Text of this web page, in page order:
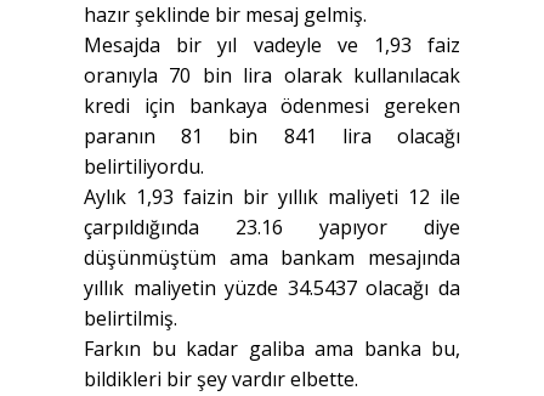
hazır şeklinde bir mesaj gelmiş.
Mesajda bir yıl vadeyle ve 1,93 faiz
oranıyla 70 bin lira olarak kullanılacak
kredi için bankaya ödenmesi gereken
paranın 81 bin 841 lira olacağı
belirtiliyordu.
Aylık 1,93 faizin bir yıllık maliyeti 12 ile
çarpıldığında 23.16 yapıyor diye
düşünmüştüm ama bankam mesajında
yıllık maliyetin yüzde 34.5437 olacağı da
belirtilmiş.
Farkın bu kadar galiba ama banka bu,
bildikleri bir şey vardır elbette.